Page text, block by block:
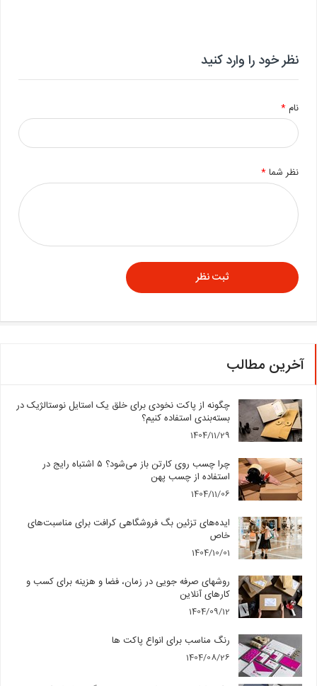
نظر خود را وارد کنید
نام*
نظر شما*
آخرین مطالب
چگونه از پاکت نخودی برای خلق یک استایل نوستالژیک در
بسته‌بندی استفاده کنیم؟
1404/11/29
چرا چسب روی کارتن باز می‌شود؟ ۵ اشتباه رایج در
استفاده از چسب پهن
1404/11/06
ایده‌های تزئین بگ فروشگاهی کرافت برای مناسبت‌های
خاص
1404/10/01
روشهای صرفه جویی در زمان، فضا و هزینه برای کسب و
کارهای آنلاین
1404/09/12
رنگ مناسب برای انواع پاکت ها
1404/08/26